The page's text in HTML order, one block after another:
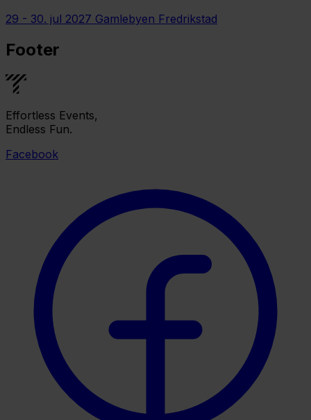
29 - 30. jul 2027 Gamlebyen Fredrikstad
Footer
Effortless Events,
Endless Fun.
Facebook